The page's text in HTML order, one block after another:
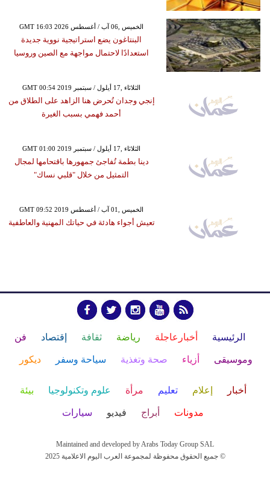
GMT 16:03 2026 الخميس ,06 آب / أغسطس
البنتاغون يضع استراتيجية نووية جديدة
استعدادًا لاحتمال مواجهة مع الصين وروسيا
GMT 00:54 2019 الثلاثاء ,17 أيلول / سبتمبر
إنجي وجدان تُحرض هنا الزاهد على الطلاق من
أحمد فهمي بسبب الغيرة
GMT 01:00 2019 الثلاثاء ,17 أيلول / سبتمبر
دينا بطمة تُفاجئ جمهورها باقتحامها لمجال
التمثيل من خلال "قلبي نساك"
GMT 09:52 2019 الخميس ,01 آب / أغسطس
تعيش أجواء هادئة في حياتك المهنية والعاطفية
الرئيسية أخبارعاجلة رياضة ثقافة إقتصاد فن
وموسيقى أزياء صحة وتغذية سياحة وسفر ديكور
أخبار إعلام تعليم مرأة علوم وتكنولوجيا بيئة
مدونات أبراج فيديو سيارات
Maintained and developed by Arabs Today Group SAL
جميع الحقوق محفوظة لمجموعة العرب اليوم الاعلامية 2025 ©